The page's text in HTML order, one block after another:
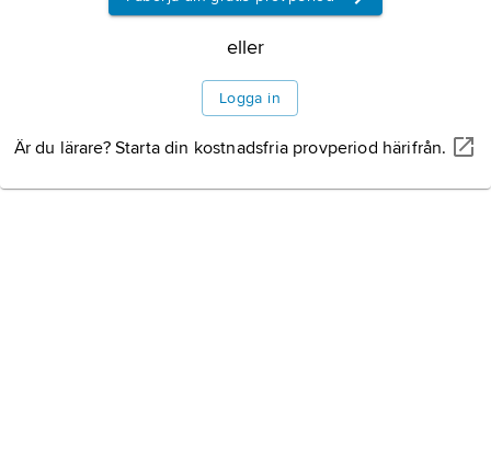
eller
Logga in
Är du lärare? Starta din kostnadsfria provperiod härifrån.